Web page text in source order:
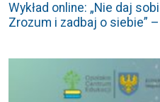
Wykład online: „Nie daj
Zrozum i zadbaj o siebie”